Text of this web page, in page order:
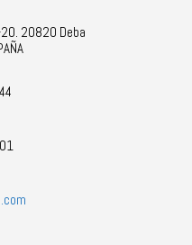
20. 20820 Deba